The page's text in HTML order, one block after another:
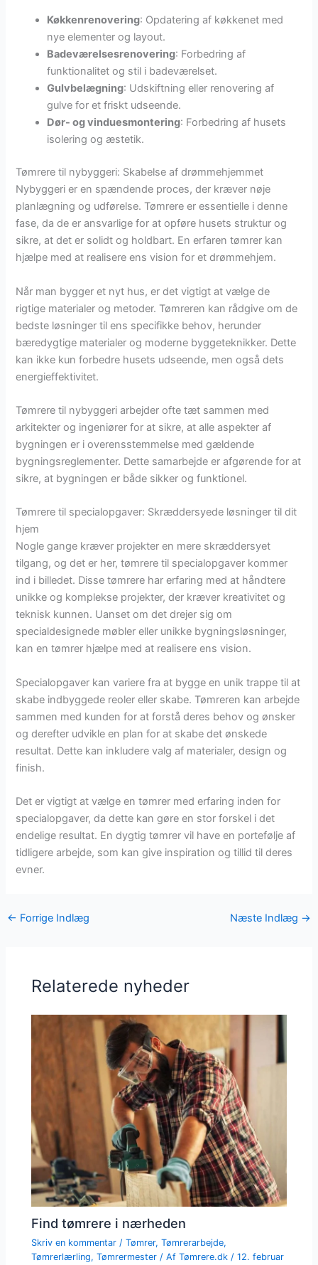
Køkkenrenovering: Opdatering af køkkenet med
nye elementer og layout.
Badeværelsesrenovering: Forbedring af
funktionalitet og stil i badeværelset.
Gulvbelægning: Udskiftning eller renovering af
gulve for et friskt udseende.
Dør- og vinduesmontering: Forbedring af husets
isolering og æstetik.
Tømrere til nybyggeri: Skabelse af drømmehjemmet
Nybyggeri er en spændende proces, der kræver nøje
planlægning og udførelse. Tømrere er essentielle i denne
fase, da de er ansvarlige for at opføre husets struktur og
sikre, at det er solidt og holdbart. En erfaren tømrer kan
hjælpe med at realisere ens vision for et drømmehjem.
Når man bygger et nyt hus, er det vigtigt at vælge de
rigtige materialer og metoder. Tømreren kan rådgive om de
bedste løsninger til ens specifikke behov, herunder
bæredygtige materialer og moderne byggeteknikker. Dette
kan ikke kun forbedre husets udseende, men også dets
energieffektivitet.
Tømrere til nybyggeri arbejder ofte tæt sammen med
arkitekter og ingeniører for at sikre, at alle aspekter af
bygningen er i overensstemmelse med gældende
bygningsreglementer. Dette samarbejde er afgørende for at
sikre, at bygningen er både sikker og funktionel.
Tømrere til specialopgaver: Skræddersyede løsninger til dit
hjem
Nogle gange kræver projekter en mere skræddersyet
tilgang, og det er her, tømrere til specialopgaver kommer
ind i billedet. Disse tømrere har erfaring med at håndtere
unikke og komplekse projekter, der kræver kreativitet og
teknisk kunnen. Uanset om det drejer sig om
specialdesignede møbler eller unikke bygningsløsninger,
kan en tømrer hjælpe med at realisere ens vision.
Specialopgaver kan variere fra at bygge en unik trappe til at
skabe indbyggede reoler eller skabe. Tømreren kan arbejde
sammen med kunden for at forstå deres behov og ønsker
og derefter udvikle en plan for at skabe det ønskede
resultat. Dette kan inkludere valg af materialer, design og
finish.
Det er vigtigt at vælge en tømrer med erfaring inden for
specialopgaver, da dette kan gøre en stor forskel i det
endelige resultat. En dygtig tømrer vil have en portefølje af
tidligere arbejde, som kan give inspiration og tillid til deres
evner.
← Forrige Indlæg Næste Indlæg →
Relaterede nyheder
Find tømrere i nærheden
Skriv en kommentar /Tømrer,Tømrerarbejde,
Tømrerlærling,Tømrermester / AfTømrere.dk/12. februar